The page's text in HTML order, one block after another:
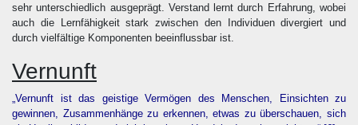
sehr unterschiedlich ausgeprägt. Verstand lernt durch Erfahrung, wobei
auch die Lernfähigkeit stark zwischen den Individuen divergiert und
durch vielfältige Komponenten beeinflussbar ist.
Vernunft
„Vernunft ist das geistige Vermögen des Menschen, Einsichten zu
gewinnen, Zusammenhänge zu erkennen, etwas zu überschauen, sich